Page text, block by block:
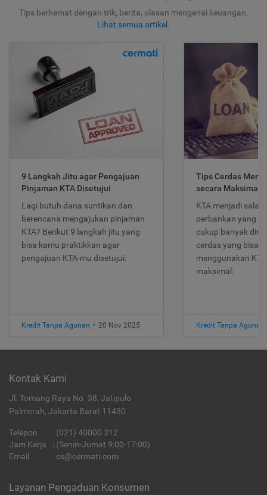
Tips berhemat dengan trik, berita, ulasan mengenai keuangan.
Lihat semua artikel .
9 Langkah Jitu agar Pengajuan
Pinjaman KTA Disetujui
Lagi butuh dana suntikan dan
berencana mengajukan pinjaman
KTA? Berikut 9 langkah jitu yang
bisa kamu praktikkan agar
pengajuan KTA-mu disetujui.
Kredit Tanpa Agunan • 20 Nov 2025
Tips Cerdas
secara Maksimal
KTA menjadi
perbankan yang
cukup banyak
cerdas yang bisa
menggunakan
maksimal:
Kredit Tanpa Agunan
Kontak Kami
Jl. Tomang Raya No. 38, Jatipulo
Palmerah, Jakarta Barat 11430
Telepon : (021) 40000 312
Jam Kerja
: (Senin-Jumat 9:00-17:00)
Email
: cs@cermati.com
Layanan Pengaduan Konsumen